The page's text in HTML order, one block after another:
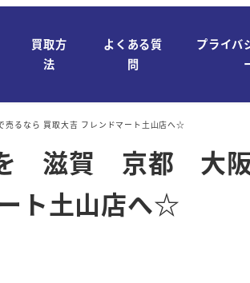
買取方
法
よくある質
問
プライバ
なら 買取大吉 フレンドマート土山店へ☆
を 滋賀 京都
ト土山店へ☆